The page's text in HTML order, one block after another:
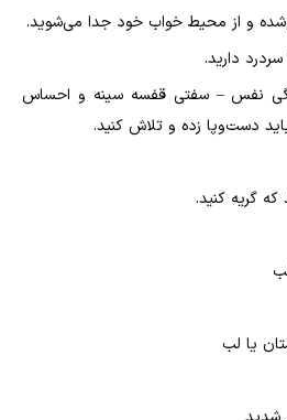
و از محیط خواب خود جدا می‌شوید.
دارید.
نفس – سفتی قفسه سینه و احساس
دست‌وپا زده و تلاش کنید.
گریه کنید.
یا لب